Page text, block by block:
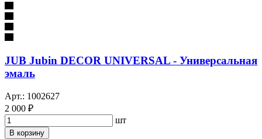
JUB Jubin DECOR UNIVERSAL - Универсальная
эмаль
Арт.: 1002627
2 000 ₽
шт
В корзину